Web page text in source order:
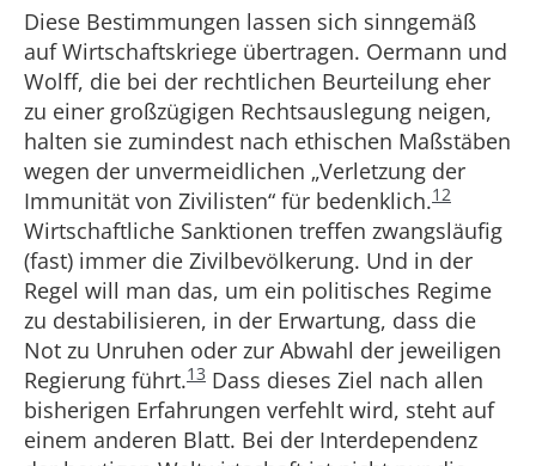
Diese Bestimmungen lassen sich sinngemäß
auf Wirtschaftskriege übertragen. Oermann und
Wolff, die bei der rechtlichen Beurteilung eher
zu einer großzügigen Rechtsauslegung neigen,
halten sie zumindest nach ethischen Maßstäben
wegen der unvermeidlichen „Verletzung der
Immunität von Zivilisten“ für bedenklich.12
Wirtschaftliche Sanktionen treffen zwangsläufig
(fast) immer die Zivilbevölkerung. Und in der
Regel will man das, um ein politisches Regime
zu destabilisieren, in der Erwartung, dass die
Not zu Unruhen oder zur Abwahl der jeweiligen
Regierung führt.13 Dass dieses Ziel nach allen
bisherigen Erfahrungen verfehlt wird, steht auf
einem anderen Blatt. Bei der Interdependenz